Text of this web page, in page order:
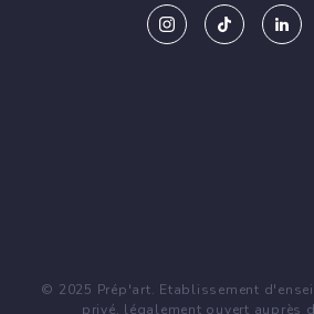
© 2025 Prép'art. Etablissement
privé, légalement ouvert auprès